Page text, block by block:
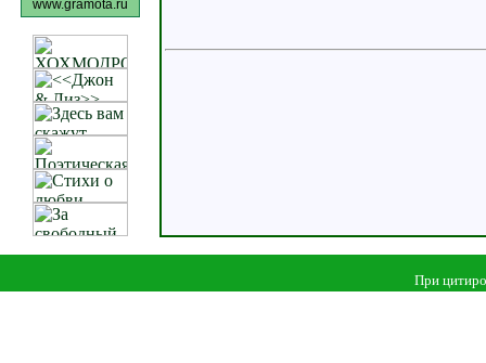
www.gramota.ru
При